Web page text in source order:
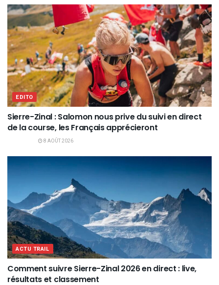
EDITO
Sierre-Zinal : Salomon nous prive du suivi en direct
de la course, les Français apprécieront
8 AOÛT 2026
ACTU TRAIL
Comment suivre Sierre-Zinal 2026 en direct : live,
résultats et classement